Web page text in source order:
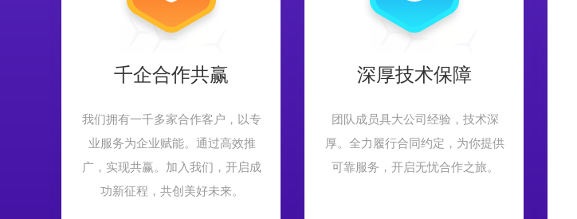
千企合作共赢
我们拥有一千多家合作客户，以专
业服务为企业赋能。通过高效推
广，实现共赢。加入我们，开启成
功新征程，共创美好未来。
深厚技术保障
团队成员具大公司经验，技术深
厚。全力履行合同约定，为你提供
可靠服务，开启无忧合作之旅。